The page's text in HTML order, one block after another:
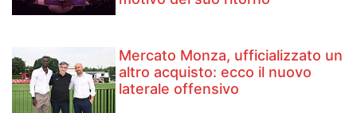
Mercato Monza, ufficializzato un
altro acquisto: ecco il nuovo
laterale offensivo